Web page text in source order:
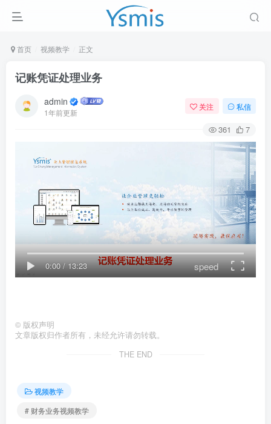
首页 视频教学 正文
记账凭证处理业务
admin
1年前更新
关注 私信
361 7
0:00/13:23 speed
© 版权声明
文章版权归作者所有，未经允许请勿转载。
THE END
视频教学
# 财务业务视频教学